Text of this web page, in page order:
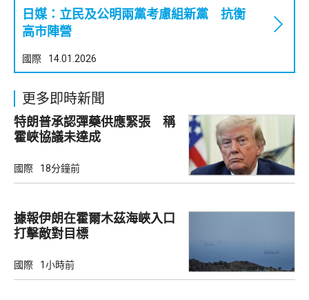
日媒：立民及公明兩黨考慮組新黨 抗衡
高市陣營
國際 14.01.2026
更多即時新聞
特朗普承認彈藥供應緊張 稱
霍峽協議未達成
國際 18分鐘前
據報伊朗在霍爾木茲海峽入口
打擊敵對目標
國際 1小時前